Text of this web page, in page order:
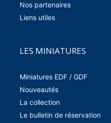
Nos partenaires
Liens utiles
LES MINIATURES
Miniatures EDF / GDF
Nouveautés
La collection
Le bulletin de réservation